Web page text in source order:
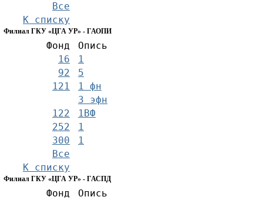
Все
К списку
Филиал ГКУ «ЦГА УР» - ГАОПИ
Фонд
Опись
16
1
92
5
121
1 фн
3 эфн
122
1ВФ
252
1
300
1
Все
К списку
Филиал ГКУ «ЦГА УР» - ГАСПД
Фонд
Опись